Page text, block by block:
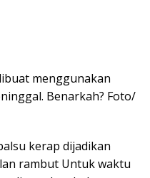
menggunakan
Benarkah? Foto/
kerap dijadikan
rambut Untuk waktu